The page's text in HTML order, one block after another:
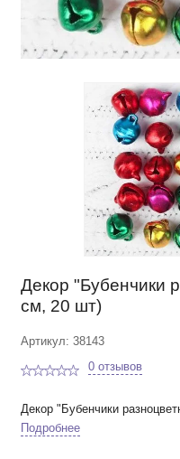
Декор "Бубенчики
см, 20 шт)
Артикул: 38143
0 отзывов
Декор "Бубенчики
Подробнее